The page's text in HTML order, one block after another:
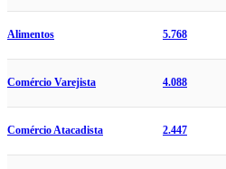
Alimentos 5.768
Comércio Varejista 4.088
Comércio Atacadista 2.447